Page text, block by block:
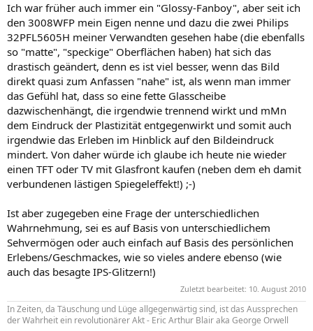
Ich war früher auch immer ein "Glossy-Fanboy", aber seit ich
den 3008WFP mein Eigen nenne und dazu die zwei Philips
32PFL5605H meiner Verwandten gesehen habe (die ebenfalls
so "matte", "speckige" Oberflächen haben) hat sich das
drastisch geändert, denn es ist viel besser, wenn das Bild
direkt quasi zum Anfassen "nahe" ist, als wenn man immer
das Gefühl hat, dass so eine fette Glasscheibe
dazwischenhängt, die irgendwie trennend wirkt und mMn
dem Eindruck der Plastizität entgegenwirkt und somit auch
irgendwie das Erleben im Hinblick auf den Bildeindruck
mindert. Von daher würde ich glaube ich heute nie wieder
einen TFT oder TV mit Glasfront kaufen (neben dem eh damit
verbundenen lästigen Spiegeleffekt!) ;-)
Ist aber zugegeben eine Frage der unterschiedlichen
Wahrnehmung, sei es auf Basis von unterschiedlichem
Sehvermögen oder auch einfach auf Basis des persönlichen
Erlebens/Geschmackes, wie so vieles andere ebenso (wie
auch das besagte IPS-Glitzern!)
Zuletzt bearbeitet: 10. August 2010
In Zeiten, da Täuschung und Lüge allgegenwärtig sind, ist das Aussprechen
der Wahrheit ein revolutionärer Akt - Eric Arthur Blair aka George Orwell